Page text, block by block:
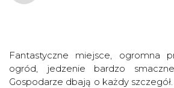
Fantastyczne miejsce, ogromna
ogród, jedzenie bardzo
Gospodarze dbają o każdy